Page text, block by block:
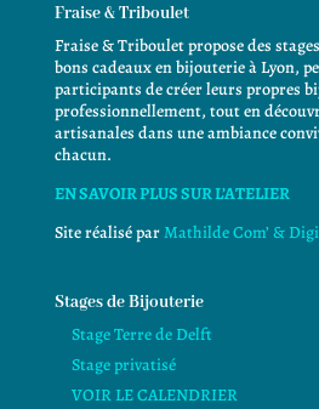
Fraise & Triboulet
Fraise & Triboulet propose des
bons cadeaux en bijouterie à Lyon,
participants de créer leurs propres
professionnellement, tout en
artisanales dans une ambiance
chacun.
EN SAVOIR PLUS SUR L’ATELIER
Site réalisé parMathilde Com’ &
Stages de Bijouterie
Stage Terre de Delft
Stage privatisé
VOIR LE CALENDRIER